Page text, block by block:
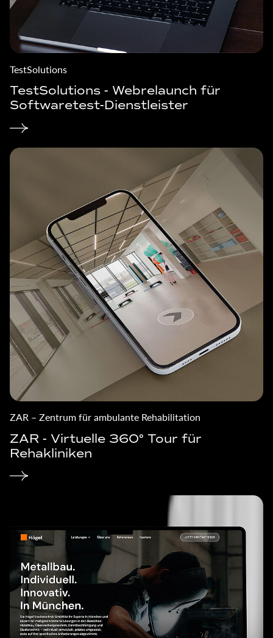
TestSolutions
TestSolutions - Webrelaunch für
Softwaretest-Dienstleister
ZAR – Zentrum für ambulante Rehabilitation
ZAR - Virtuelle 360° Tour für
Rehakliniken